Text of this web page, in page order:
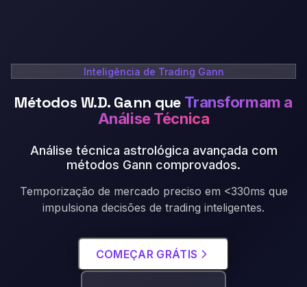
Inteligência de Trading Gann
Métodos W.D. Gann que Transformam a
Análise Técnica
Análise técnica astrológica avançada com
métodos Gann comprovados.
Temporização de mercado preciso em <330ms que
impulsiona decisões de trading inteligentes.
COMEÇAR GRÁTIS